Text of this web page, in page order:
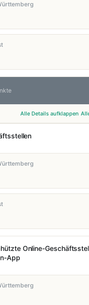
Alle Details aufklappen
Online-
App